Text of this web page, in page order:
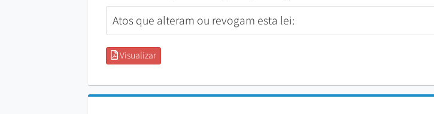
Atos que alteram ou revogam esta lei:
Visualizar